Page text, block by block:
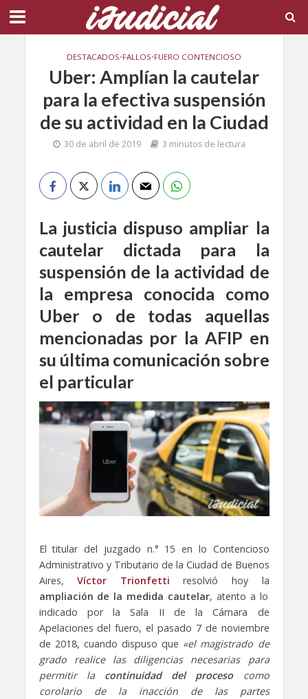
DESTACADOS•FALLOS•FUERO CONTENCIOSO
Uber: Amplían la cautelar
para la efectiva suspensión
de su actividad en la Ciudad
30 de abril de 2019 3 minutos de lectura
La justicia dispuso ampliar la
cautelar dictada para la
suspensión de la actividad de
la empresa conocida como
Uber o de todas aquellas
mencionadas por la AFIP en
su última comunicación sobre
el particular
El titular del juzgado n.° 15 en lo Contencioso
Administrativo y Tributario de la Ciudad de Buenos
Aires,Víctor Trionfetti resolvió hoy la
ampliación de la medida cautelar, atento a lo
indicado por la Sala II de la Cámara de
Apelaciones del fuero, el pasado 7 de noviembre
de 2018, cuando dispuso que «el magistrado de
grado realice las diligencias necesarias para
permitir la continuidad del procesocomo
corolario de la inacción de las partes